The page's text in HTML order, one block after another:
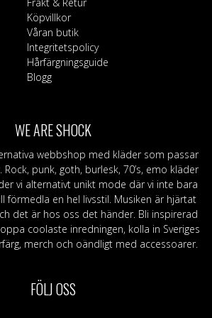
väljas
produktsidan
Frakt & Retur
Köpvillkor
Våran butik
Integritetspolicy
Hårfärgningsguide
Blogg
WE ARE SHOCK
webbshop med kläder som passar
punk, goth, burlesk, 70’s, emo kläder
vi alternativt unikt mode där vi inte bara
förmedla en hel livsstil. Musiken är hjärtat
det är hos oss det händer. Bli inspirerad
coolaste inredningen, kolla in Sveriges
merch och oändligt med accessoarer.
FÖLJ OSS